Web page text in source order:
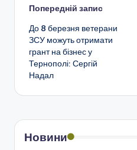
Навігація
по
запису
Попередній запис
До 8 березня ветерани
ЗСУ можуть отримати
грант на бізнес у
Тернополі: Сергій
Надал
Новини